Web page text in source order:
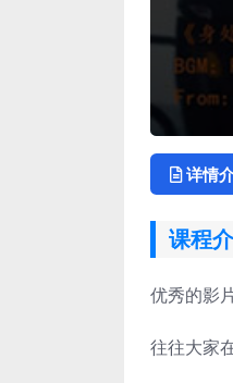
详情
课程
优秀的影
往往大家